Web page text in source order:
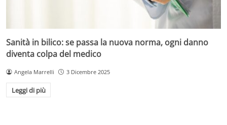
Sanità in bilico: se passa la nuova norma, ogni danno
diventa colpa del medico
Angela Marrelli 3 Dicembre 2025
Leggi di più